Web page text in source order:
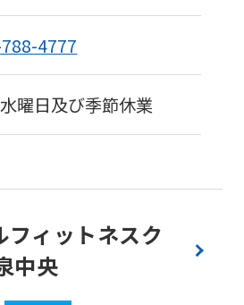
4777
曜日及び季節休業
フィットネスク
中央
However,
you
service,
the
Japanese